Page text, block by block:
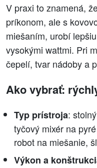
V praxi to znamená,
príkonom, ale s
miešaním, urobí
vysokými wattmi. Pri
čepelí, tvar nádoby a
Ako vybrať:
Typ prístroja:
tyčový mixér na
robot na miešanie,
Výkon a